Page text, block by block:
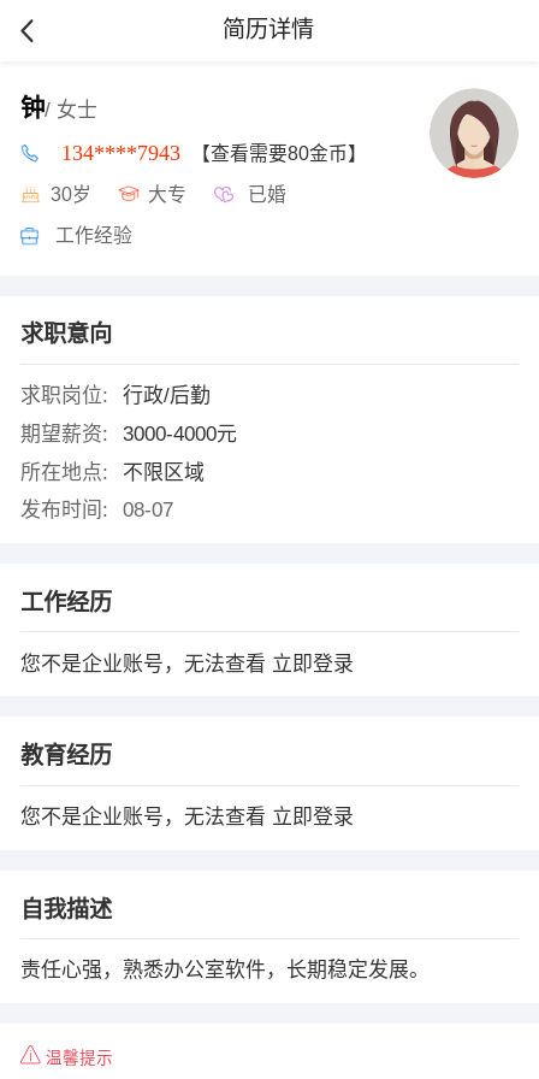
简历详情
钟/ 女士
134****7943 【查看需要80金币】
30岁 大专 已婚
工作经验
求职意向
求职岗位:
行政/后勤
期望薪资:
3000-4000元
所在地点:
不限区域
发布时间:
08-07
工作经历
您不是企业账号，无法查看 立即登录
教育经历
您不是企业账号，无法查看 立即登录
自我描述
责任心强，熟悉办公室软件，长期稳定发展。
温馨提示